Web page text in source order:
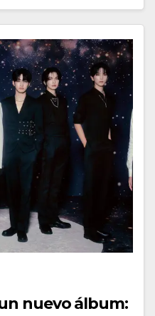
nuevo álbum: